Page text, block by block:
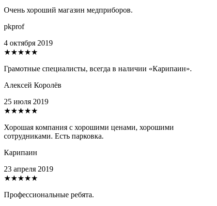
Очень хороший магазин медприборов.
pkprof
4 октября 2019
★★★★★
Грамотные специалисты, всегда в наличии «Карипаин».
Алексей Королёв
25 июля 2019
★★★★★
Хорошая компания с хорошими ценами, хорошими
сотрудниками. Есть парковка.
Карипаин
23 апреля 2019
★★★★★
Профессиональные ребята.